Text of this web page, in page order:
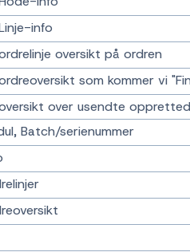
info
oversikt på ordren
som kommer vi
over usendte
Batch/serienummer